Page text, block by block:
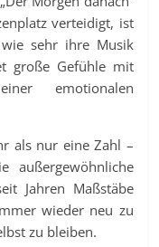
verteidigt, ist
sehr ihre Musik
große Gefühle mit
emotionalen
als nur eine Zahl –
Jahren Maßstäbe
wieder neu zu
zu bleiben.